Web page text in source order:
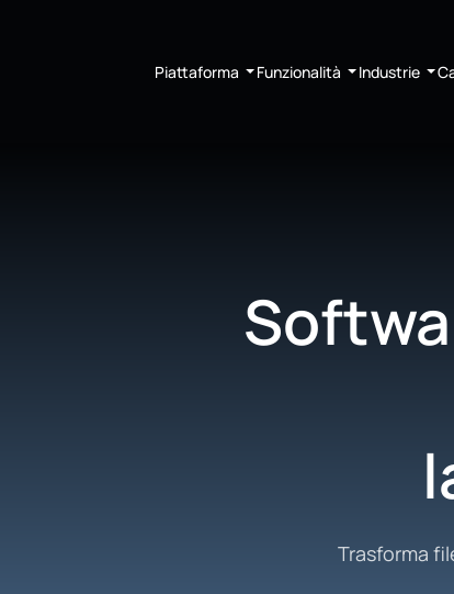
Piattaforma Funzionalità Industrie
Trasforma